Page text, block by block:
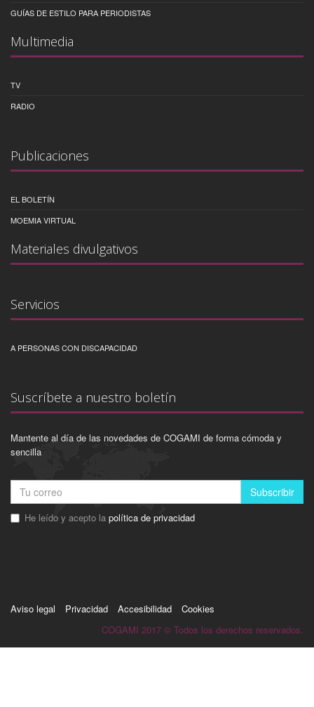
GUÍAS DE ESTILO PARA PERIODISTAS
Multimedia
TV
RADIO
Publicaciones
EL BOLETÍN
MOEMIA VIRTUAL
Materiales divulgativos
Servicios
A PERSONAS CON DISCAPACIDAD
Suscríbete a nuestro boletín
Mantente al día de las novedades de COGAMI de forma cómoda y
sencilla
Subscribir
He leído y acepto la política de privacidad
Aviso legal Privacidad Accesibilidad
Cookies
COGAMI 2017 © Todos los derechos reservados.